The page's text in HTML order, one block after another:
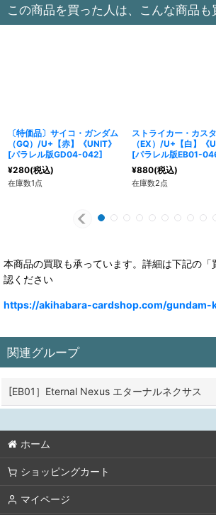
この商品を買った人は、こんな商品も
〔特価品〕サイコ・ガンダム
（GQ）/U+【赤】《UNIT》
[パラレル版GD04-042]
¥280(税込)
在庫数1点
ストライカー・カス
（EX）/U+【白】《
[パラレル版EB01-
¥880(税込)
在庫数2点
本商品の買取も承っています。詳細は下記の「
認ください
https://akihabara-cardshop.com/gundam-
関連グループ
[EB01］Eternal Nexus エターナルネクサス
ホーム
ショッピングカート
マイページ